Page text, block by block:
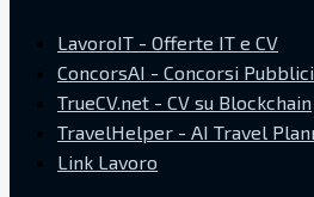
LavoroIT - Offerte IT e CV
ConcorsAI - Concorsi
TrueCV.net - CV su Blockchain
TravelHelper - AI Travel
Link Lavoro